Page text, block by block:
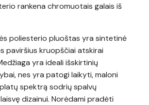
rankena chromuotais galais iš
poliesterio pluoštas yra sintetinė
paviršius kruopščiai atskirai
yra ideali išskirtinių
nes yra patogi laikyti, maloni
spektrą sodrių spalvų
dizainui. Norėdami pradėti